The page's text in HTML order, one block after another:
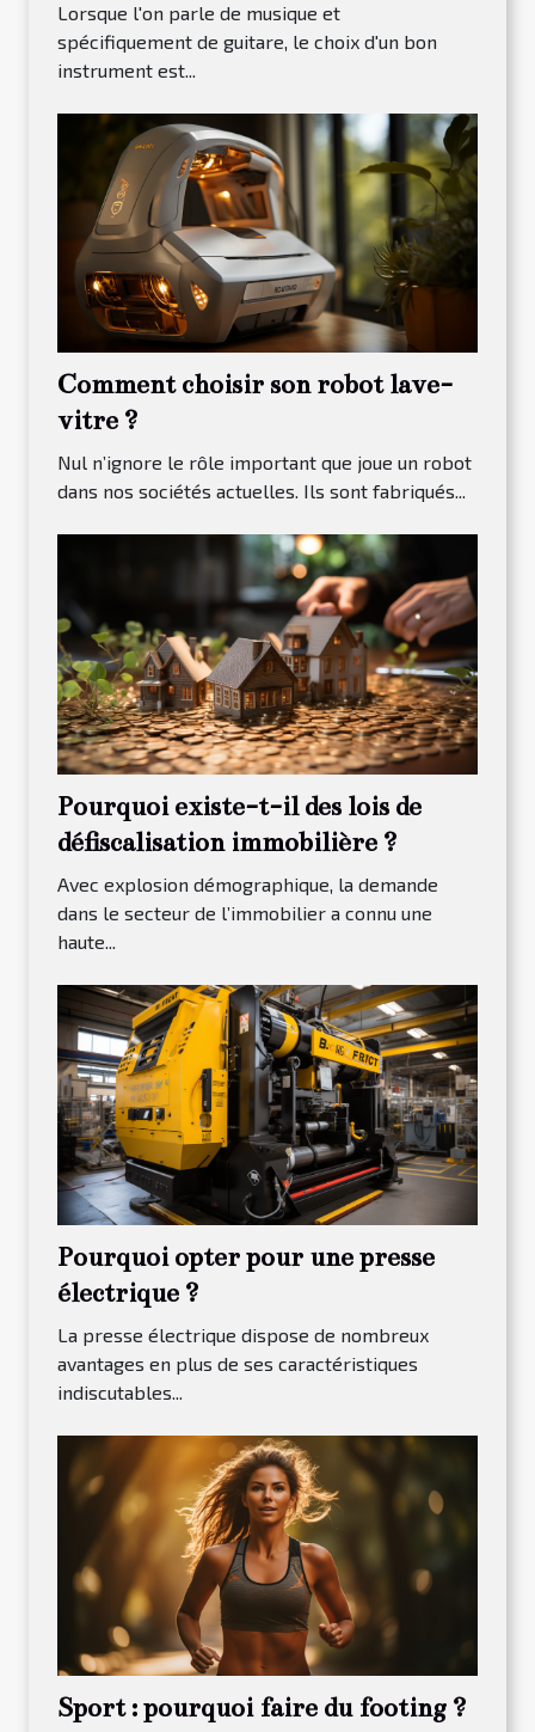
Lorsque l'on parle de musique et
spécifiquement de guitare, le choix d'un bon
instrument est...
Comment choisir son robot lave-
vitre ?
Nul n’ignore le rôle important que joue un robot
dans nos sociétés actuelles. Ils sont fabriqués...
Pourquoi existe-t-il des lois de
défiscalisation immobilière ?
Avec explosion démographique, la demande
dans le secteur de l’immobilier a connu une
haute...
Pourquoi opter pour une presse
électrique ?
La presse électrique dispose de nombreux
avantages en plus de ses caractéristiques
indiscutables...
Sport : pourquoi faire du footing ?